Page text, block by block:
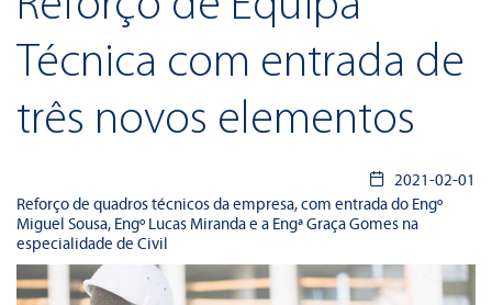
Técnica com entrada de
três novos elementos
2021-02-01
Reforço de quadros técnicos da empresa, com entrada do Engº
Miguel Sousa, Engº Lucas Miranda e a Engª Graça Gomes na
especialidade de Civil